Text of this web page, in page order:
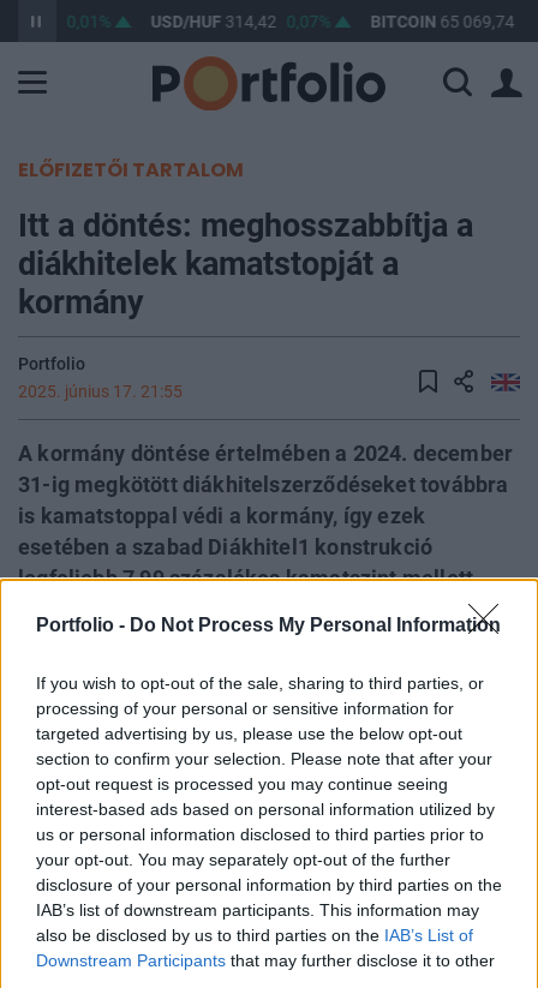
Portfolio - Do Not Process My Personal Information
If you wish to opt-out of the sale, sharing to third parties, or
processing of your personal or sensitive information for
targeted advertising by us, please use the below opt-out
section to confirm your selection. Please note that after your
opt-out request is processed you may continue seeing
interest-based ads based on personal information utilized by
us or personal information disclosed to third parties prior to
your opt-out. You may separately opt-out of the further
disclosure of your personal information by third parties on the
IAB’s list of downstream participants. This information may
also be disclosed by us to third parties on the IAB’s List of
Downstream Participants that may further disclose it to other
363,23 0,01% USD/HUF314,42 0,07% BITCOIN65 069,74
ELŐFIZETŐI TARTALOM
Itt a döntés: meghosszabbítja a
diákhitelek kamatstopját a
kormány
Portfolio
2025. június 17. 21:55
A kormány döntése értelmében a 2024. december
31-ig megkötött diákhitelszerződéseket továbbra
is kamatstoppal védi a kormány, így ezek
esetében a szabad Diákhitel1 konstrukció
legfeljebb 7,99 százalékos kamatszint mellett
célzott képzési célú konstrukciók, így a Diákhitel2
és a Képzési Hitel továbbra is kamatmentesen
igényelhetők - közölte kedd este a
Nemzetgazdasági Minisztérium.
Private Health Forum 2026Új lehetőségek a magyar
egészségügy előtt - De mégis mihez kezd ezzel a
magánegészségügyi szektor? Jubileumi konferenciánkon
kiderül.Információ és jelentkezésAz NGM közleménye
emlékeztet arra, hogy a rendszer 400 ezer hallgatónak
segített már eddig diplomához jutni. A hallgatók jövője
közérdek, ők jelentik a jövő munkavállalóit, vállalkozóit...